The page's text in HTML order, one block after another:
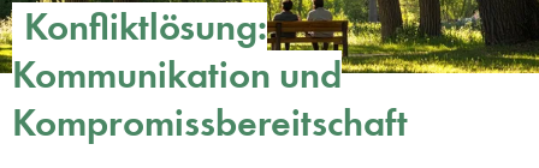
Konfliktlösung:
Kommunikation und
Kompromissbereitschaft